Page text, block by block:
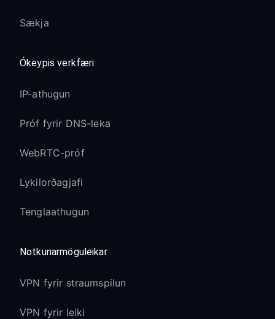
Sækja
Ókeypis verkfæri
IP-athugun
Próf fyrir DNS-leka
WebRTC-próf
Lykilorðagjafi
Tenglaathugun
Notkunarmöguleikar
VPN fyrir straumspilun
VPN fyrir leiki